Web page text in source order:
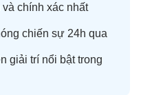
và chính xác nhất
chiến sự 24h qua
giải trí nổi bật trong